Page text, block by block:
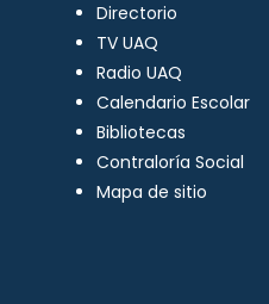
Directorio
TV UAQ
Radio UAQ
Calendario Escolar
Bibliotecas
Contraloría Social
Mapa de sitio